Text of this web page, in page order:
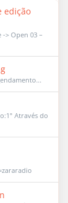
edição
> Open 03 –
Através do